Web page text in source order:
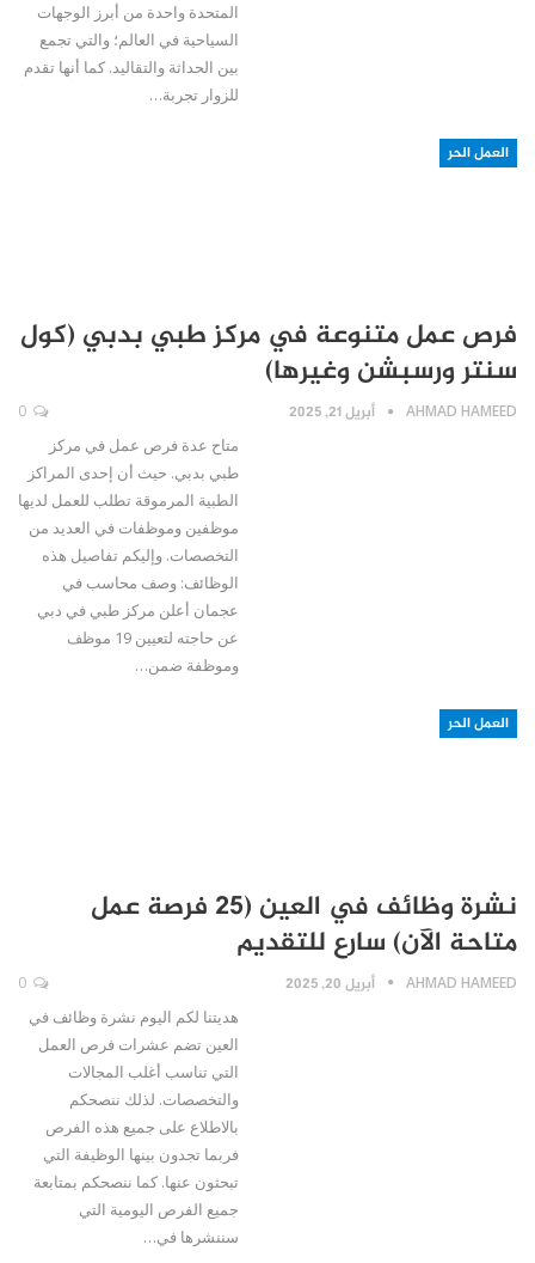
المتحدة واحدة من أبرز الوجهات
السياحية في العالم؛ والتي تجمع
بين الحداثة والتقاليد. كما أنها تقدم
للزوار تجربة…
العمل الحر
فرص عمل متنوعة في مركز طبي بدبي (كول
سنتر ورسبشن وغيرها)
AHMAD HAMEED أبريل 21, 2025
متاح عدة فرص عمل في مركز
طبي بدبي. حيث أن إحدى المراكز
الطبية المرموقة تطلب للعمل لديها
موظفين وموظفات في العديد من
التخصصات. وإليكم تفاصيل هذه
الوظائف: وصف محاسب في
عجمان أعلن مركز طبي في دبي
عن حاجته لتعيين 19 موظف
وموظفة ضمن…
العمل الحر
نشرة وظائف في العين (25 فرصة عمل
متاحة الآن) سارع للتقديم
AHMAD HAMEED أبريل 20, 2025
هديتنا لكم اليوم نشرة وظائف في
العين تضم عشرات فرص العمل
التي تناسب أغلب المجالات
والتخصصات. لذلك ننصحكم
بالاطلاع على جميع هذه الفرص
فربما تجدون بينها الوظيفة التي
تبحثون عنها. كما ننصحكم بمتابعة
جميع الفرص اليومية التي
سننشرها في…